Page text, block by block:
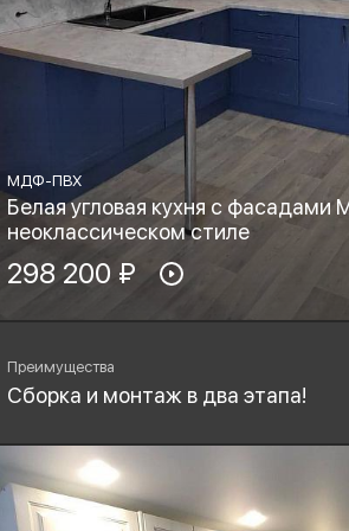
МДФ-ПВХ
Белая угловая кухня с
неоклассическом стиле
Материал фасадов:
МДФ-ПВХ
Boyard, Blum
298 200 ₽
Преимущества
Сборка и монтаж в два этапа!